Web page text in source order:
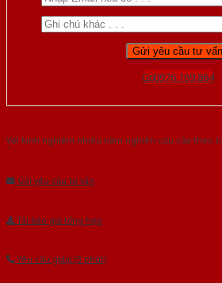
Gọi 0976.169.864
Với kinh nghiệm nhiêu năm nghiên cứu cửa theo
Âu.Chúng tôi tự tin là nhà sản xuất & cung cấp hàng
Gửi yêu cầu tư vấn
Tải báo giá tổng hợp
Yêu cầu gọi lại (3 phút)